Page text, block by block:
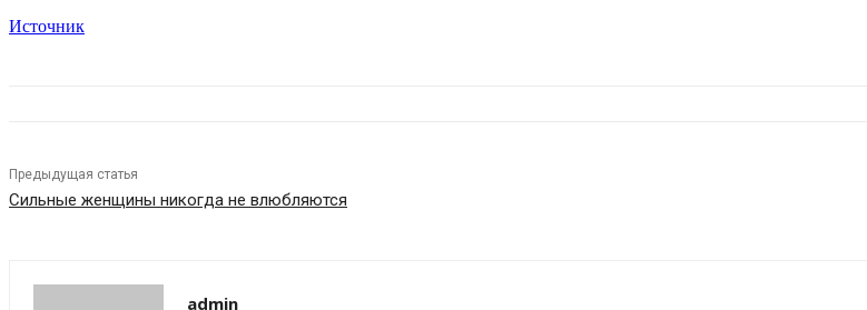
Источник
Предыдущая статья
Сильные женщины никогда не влюбляются
admin